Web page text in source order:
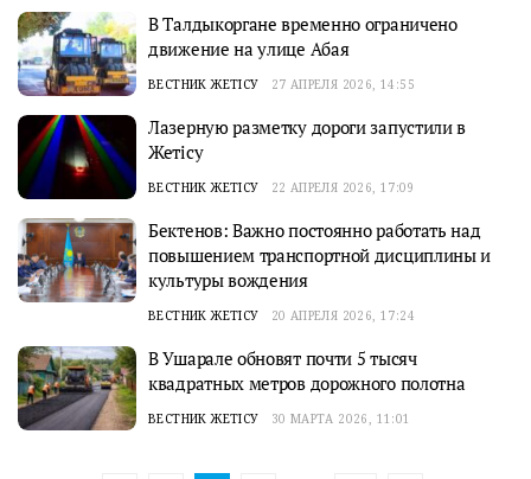
В Талдыкоргане временно ограничено
движение на улице Абая
ВЕСТНИК ЖЕТІСУ 27 АПРЕЛЯ 2026, 14:55
Лазерную разметку дороги запустили в
Жетісу
ВЕСТНИК ЖЕТІСУ 22 АПРЕЛЯ 2026, 17:09
Бектенов: Важно постоянно работать над
повышением транспортной дисциплины и
культуры вождения
ВЕСТНИК ЖЕТІСУ 20 АПРЕЛЯ 2026, 17:24
В Ушарале обновят почти 5 тысяч
квадратных метров дорожного полотна
ВЕСТНИК ЖЕТІСУ 30 МАРТА 2026, 11:01